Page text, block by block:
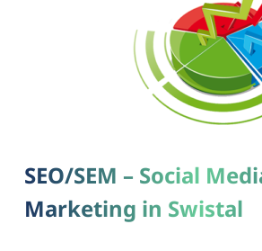
SEO/SEM – Social
Marketing in Swistal